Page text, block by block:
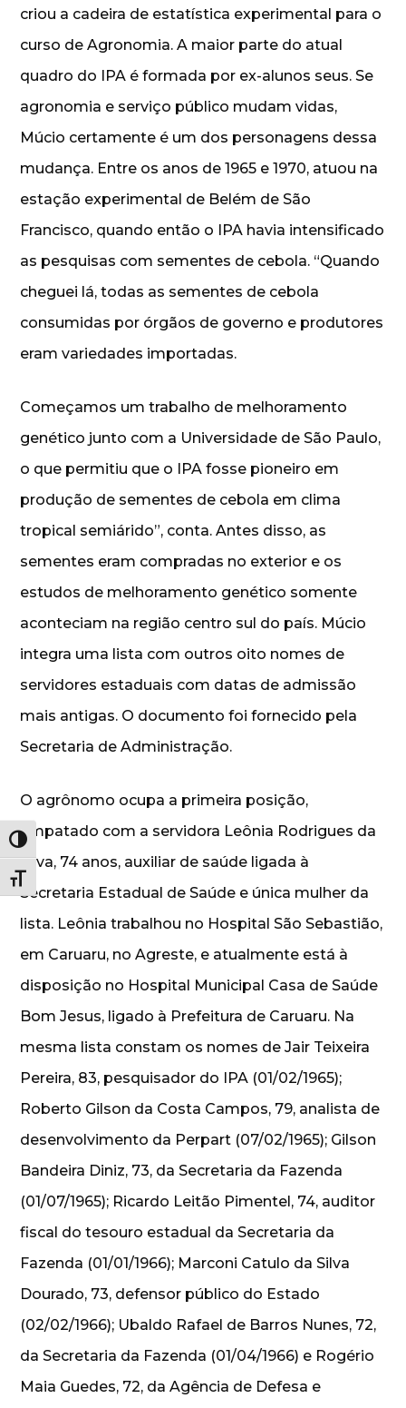
Alternar alto contraste
Alternar tamanho da fonte
criou a cadeira de estatística experimental para o
curso de Agronomia. A maior parte do atual
quadro do IPA é formada por ex-alunos seus. Se
agronomia e serviço público mudam vidas,
Múcio certamente é um dos personagens dessa
mudança. Entre os anos de 1965 e 1970, atuou na
estação experimental de Belém de São
Francisco, quando então o IPA havia intensificado
as pesquisas com sementes de cebola. “Quando
cheguei lá, todas as sementes de cebola
consumidas por órgãos de governo e produtores
eram variedades importadas.
Começamos um trabalho de melhoramento
genético junto com a Universidade de São Paulo,
o que permitiu que o IPA fosse pioneiro em
produção de sementes de cebola em clima
tropical semiárido”, conta. Antes disso, as
sementes eram compradas no exterior e os
estudos de melhoramento genético somente
aconteciam na região centro sul do país. Múcio
integra uma lista com outros oito nomes de
servidores estaduais com datas de admissão
mais antigas. O documento foi fornecido pela
Secretaria de Administração.
O agrônomo ocupa a primeira posição,
empatado com a servidora Leônia Rodrigues da
Silva, 74 anos, auxiliar de saúde ligada à
Secretaria Estadual de Saúde e única mulher da
lista. Leônia trabalhou no Hospital São Sebastião,
em Caruaru, no Agreste, e atualmente está à
disposição no Hospital Municipal Casa de Saúde
Bom Jesus, ligado à Prefeitura de Caruaru. Na
mesma lista constam os nomes de Jair Teixeira
Pereira, 83, pesquisador do IPA (01/02/1965);
Roberto Gilson da Costa Campos, 79, analista de
desenvolvimento da Perpart (07/02/1965); Gilson
Bandeira Diniz, 73, da Secretaria da Fazenda
(01/07/1965); Ricardo Leitão Pimentel, 74, auditor
fiscal do tesouro estadual da Secretaria da
Fazenda (01/01/1966); Marconi Catulo da Silva
Dourado, 73, defensor público do Estado
(02/02/1966); Ubaldo Rafael de Barros Nunes, 72,
da Secretaria da Fazenda (01/04/1966) e Rogério
Maia Guedes, 72, da Agência de Defesa e